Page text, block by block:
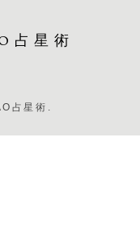
占星術
占星術.